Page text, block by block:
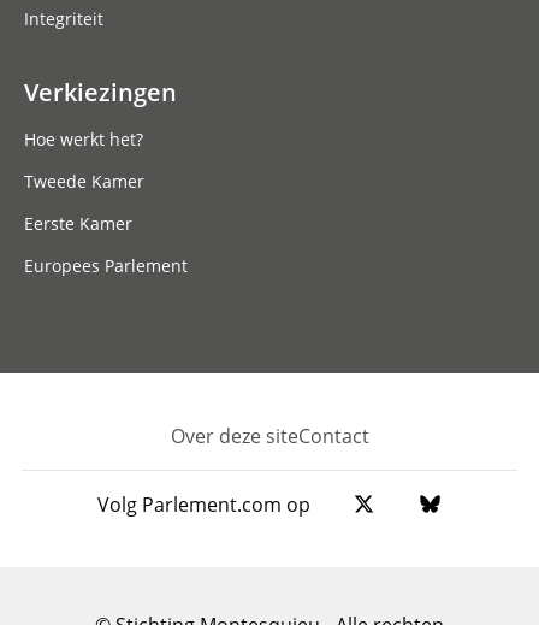
Integriteit
Verkiezingen
Hoe werkt het?
Tweede Kamer
Eerste Kamer
Europees Parlement
Footer
Over deze siteContact
Volg Parlement.com op